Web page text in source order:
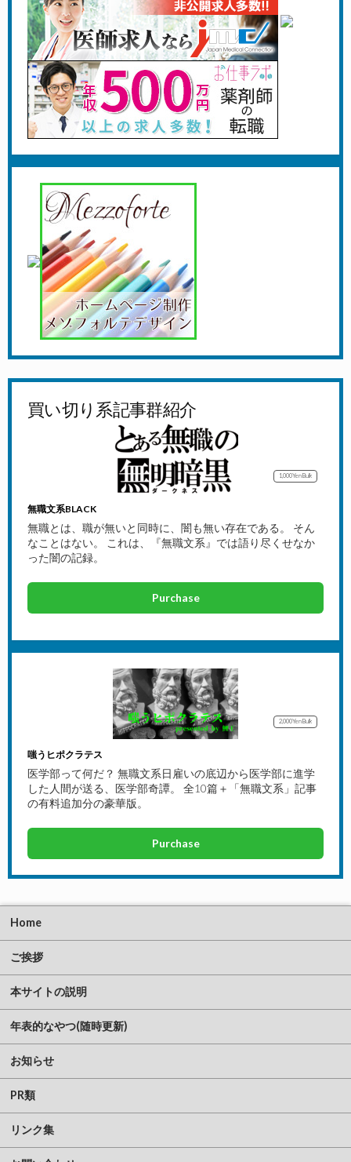
買い切り系記事群紹介
1,000YenBulk
無職文系BLACK
無職とは、職が無いと同時に、闇も無い存在である。 そん
なことはない。 これは、『無職文系』では語り尽くせなか
った闇の記録。
Purchase
2,000YenBulk
嗤うヒポクラテス
医学部って何だ？ 無職文系日雇いの底辺から医学部に進学
した人間が送る、医学部奇譚。 全10篇＋「無職文系」記事
の有料追加分の豪華版。
Purchase
Home
ご挨拶
本サイトの説明
年表的なやつ(随時更新)
お知らせ
PR類
リンク集